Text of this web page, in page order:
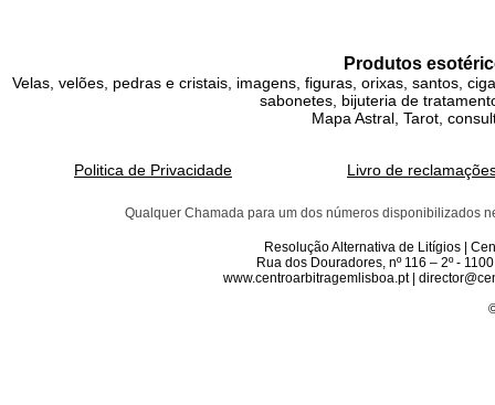
Produtos
Velas, velões, pedras e cristais, imagens, figuras, orixas, santos,
sabonetes, bijuteria de
Mapa Astral, Tarot,
Politica de Privacidade Livro de
Qualquer Chamada para um dos números disponibilizados
Resolução Alternativa de Litígios |
Rua dos Douradores, nº 116 – 2º -
www.centroarbitragemlisboa.pt |